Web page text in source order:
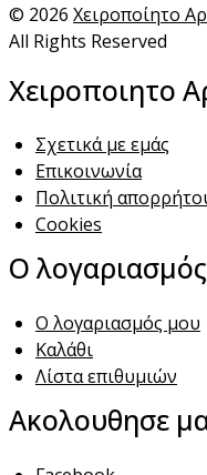
© 2026 Χειροποίητο
All Rights Reserved
Χειροποιητο
Σχετικά με εμάς
Επικοινωνία
Πολιτική
Cookies
Ο
Ο λογαριασμός μου
Καλάθι
Λίστα επιθυμιών
Ακολουθησε